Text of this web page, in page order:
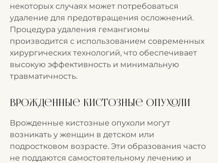
некоторых случаях может потребоваться
удаление для предотвращения осложнений.
Процедура удаления гемангиомы
производится с использованием современных
хирургических технологий, что обеспечивает
высокую эффективность и минимальную
травматичность.
Врожденные кистозные опухоли
Врожденные кистозные опухоли могут
возникать у женщин в детском или
подростковом возрасте. Эти образования часто
не поддаются самостоятельному лечению и